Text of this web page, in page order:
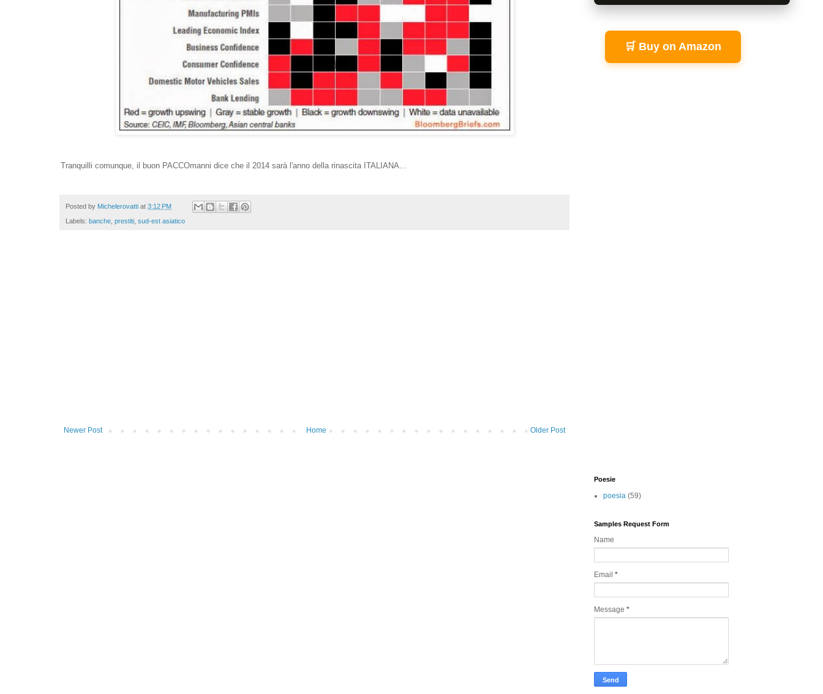
Tranquilli comunque, il buon PACCOmanni dice che il 2014 sarà l'anno della rinascita ITALIANA...
Posted by Michelerovatti at 3:12 PM
Labels: banche prestiti sud-est asiatico
Newer Post Older Post
Home
🛒 Buy on Amazon
Poesie
poesia (59)
Samples Request Form
Name
Email *
Message *